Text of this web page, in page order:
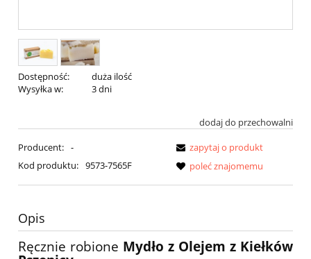
Dostępność:
duża ilość
Wysyłka w:
3 dni
dodaj do przechowalni
Producent: -
Kod produktu: 9573-7565F
zapytaj o produkt
poleć znajomemu
Opis
Ręcznie robione Mydło z Olejem z Kiełków